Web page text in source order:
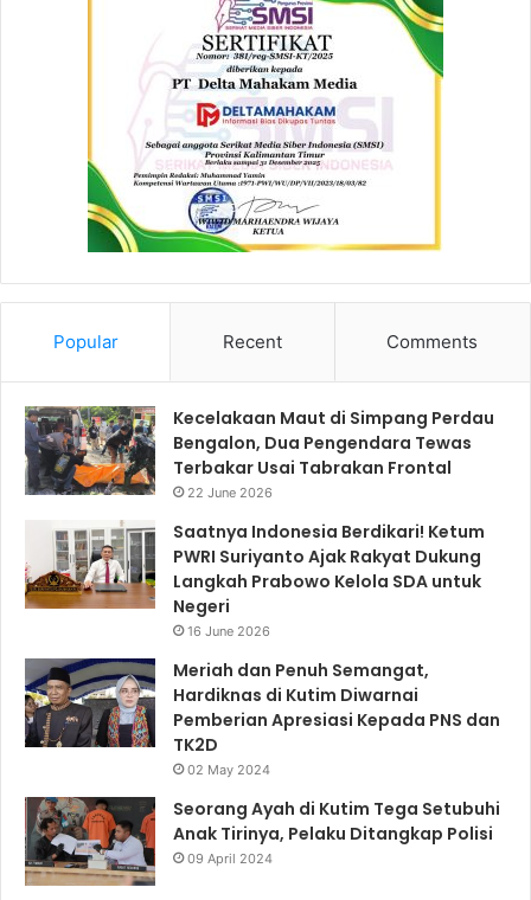
Popular Recent Comments
Kecelakaan Maut di Simpang Perdau
Bengalon, Dua Pengendara Tewas
Terbakar Usai Tabrakan Frontal
22 June 2026
Saatnya Indonesia Berdikari! Ketum
PWRI Suriyanto Ajak Rakyat Dukung
Langkah Prabowo Kelola SDA untuk
Negeri
16 June 2026
Meriah dan Penuh Semangat,
Hardiknas di Kutim Diwarnai
Pemberian Apresiasi Kepada PNS dan
TK2D
02 May 2024
Seorang Ayah di Kutim Tega Setubuhi
Anak Tirinya, Pelaku Ditangkap Polisi
09 April 2024